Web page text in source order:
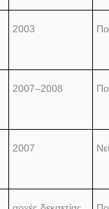
2003
2007–2008
2007